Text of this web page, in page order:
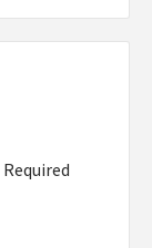
Required